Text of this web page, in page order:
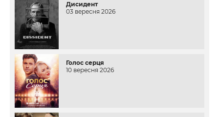
Дисидент
03 вересня 2026
Голос серця
10 вересня 2026